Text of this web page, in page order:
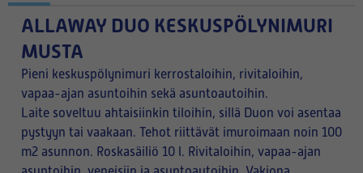
ALLAWAY DUO KESKUSPÖLYNIMURI
MUSTA
Pieni keskuspölynimuri kerrostaloihin, rivitaloihin,
vapaa-ajan asuntoihin sekä asuntoautoihin.
Laite soveltuu ahtaisiinkin tiloihin, sillä Duon voi asentaa
pystyyn tai vaakaan. Tehot riittävät imuroimaan noin 100
m2 asunnon. Roskasäiliö 10 l. Rivitaloihin, vapaa-ajan